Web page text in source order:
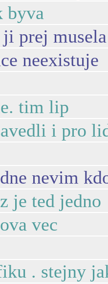
byva
prej
neexistuje
tim lip
i pro
nevim
je ted jedno
vec
. stejny